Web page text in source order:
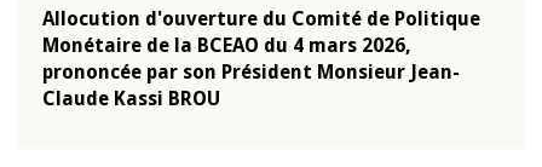
Allocution d'ouverture du Comité de Politique
Monétaire de la BCEAO du 4 mars 2026,
prononcée par son Président Monsieur Jean-
Claude Kassi BROU